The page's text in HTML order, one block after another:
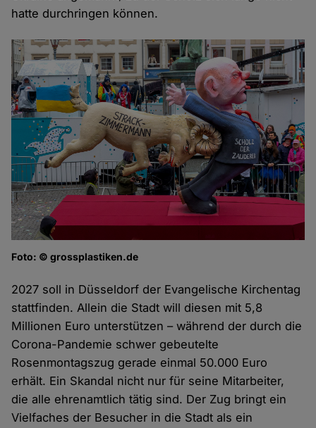
hatte durchringen können.
Foto: © grossplastiken.de
2027 soll in Düsseldorf der Evangelische Kirchentag
stattfinden. Allein die Stadt will diesen mit 5,8
Millionen Euro unterstützen – während der durch die
Corona-Pandemie schwer gebeutelte
Rosenmontagszug gerade einmal 50.000 Euro
erhält. Ein Skandal nicht nur für seine Mitarbeiter,
die alle ehrenamtlich tätig sind. Der Zug bringt ein
Vielfaches der Besucher in die Stadt als ein